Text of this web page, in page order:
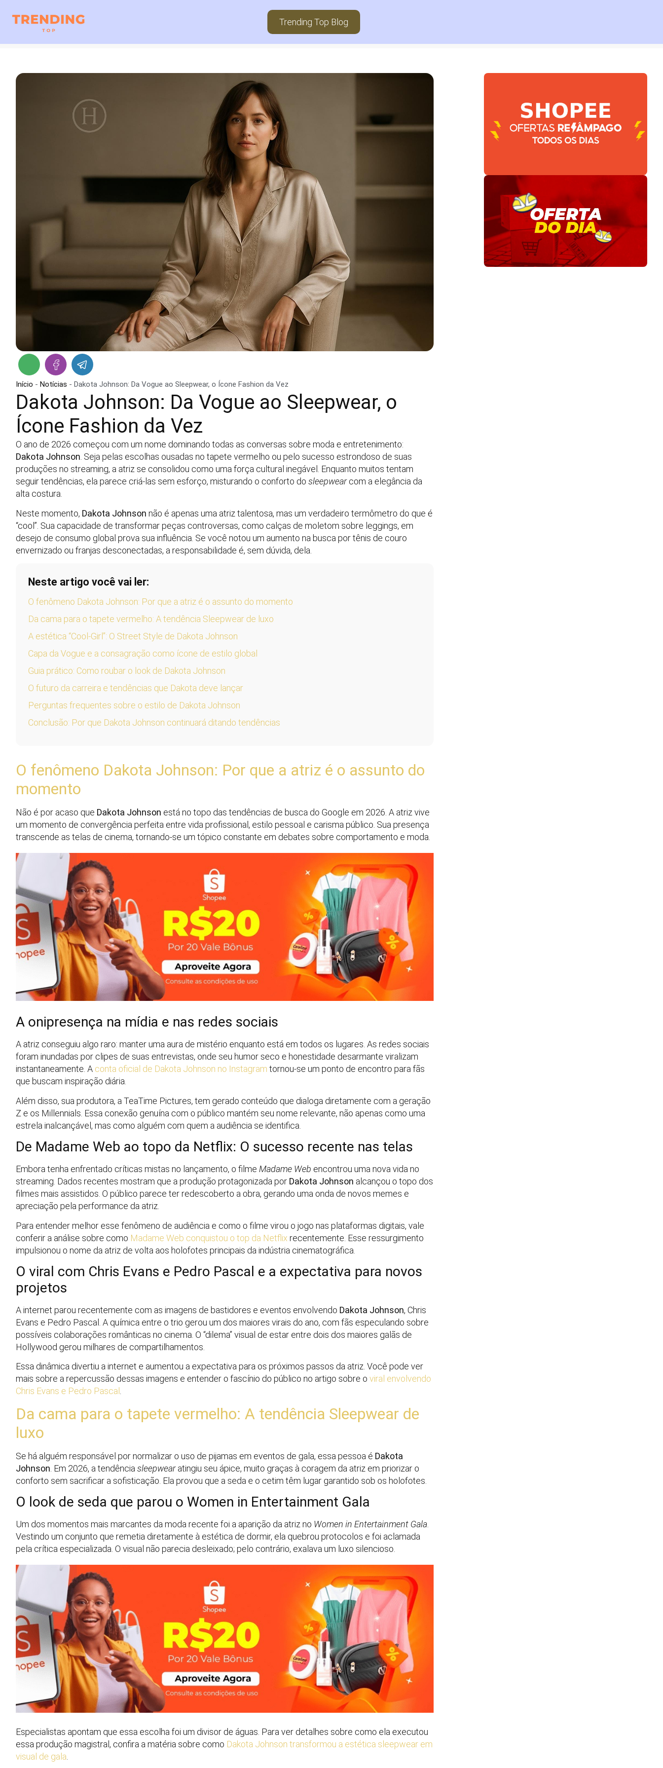
Trending Top Blog
Início - Notícias - Dakota Johnson: Da Vogue ao Sleepwear, o Ícone Fashion da Vez
Dakota Johnson: Da Vogue ao Sleepwear, o
Ícone Fashion da Vez
O ano de 2026 começou com um nome dominando todas as conversas sobre moda e entretenimento:
Dakota Johnson. Seja pelas escolhas ousadas no tapete vermelho ou pelo sucesso estrondoso de suas
produções no streaming, a atriz se consolidou como uma força cultural inegável. Enquanto muitos tentam
seguir tendências, ela parece criá-las sem esforço, misturando o conforto do sleepwearcom a elegância da
alta costura.
Neste momento, Dakota Johnson não é apenas uma atriz talentosa, mas um verdadeiro termômetro do que é
“cool”. Sua capacidade de transformar peças controversas, como calças de moletom sobre leggings, em
desejo de consumo global prova sua influência. Se você notou um aumento na busca por tênis de couro
envernizado ou franjas desconectadas, a responsabilidade é, sem dúvida, dela.
Neste artigo você vai ler:
O fenômeno Dakota Johnson: Por que a atriz é o assunto do momento
Da cama para o tapete vermelho: A tendência Sleepwear de luxo
A estética “Cool-Girl”: O Street Style de Dakota Johnson
Capa da Vogue e a consagração como ícone de estilo global
Guia prático: Como roubar o look de Dakota Johnson
O futuro da carreira e tendências que Dakota deve lançar
Perguntas frequentes sobre o estilo de Dakota Johnson
Conclusão: Por que Dakota Johnson continuará ditando tendências
O fenômeno Dakota Johnson: Por que a atriz é o assunto do
momento
Não é por acaso que Dakota Johnson está no topo das tendências de busca do Google em 2026. A atriz vive
um momento de convergência perfeita entre vida profissional, estilo pessoal e carisma público. Sua presença
transcende as telas de cinema, tornando-se um tópico constante em debates sobre comportamento e moda.
A onipresença na mídia e nas redes sociais
A atriz conseguiu algo raro: manter uma aura de mistério enquanto está em todos os lugares. As redes sociais
foram inundadas por clipes de suas entrevistas, onde seu humor seco e honestidade desarmante viralizam
instantaneamente. A conta oficial de Dakota Johnson no Instagram tornou-se um ponto de encontro para fãs
que buscam inspiração diária.
Além disso, sua produtora, a TeaTime Pictures, tem gerado conteúdo que dialoga diretamente com a geração
Z e os Millennials. Essa conexão genuína com o público mantém seu nome relevante, não apenas como uma
estrela inalcançável, mas como alguém com quem a audiência se identifica.
De Madame Web ao topo da Netflix: O sucesso recente nas telas
Embora tenha enfrentado críticas mistas no lançamento, o filme Madame Web encontrou uma nova vida no
streaming. Dados recentes mostram que a produção protagonizada por Dakota Johnson alcançou o topo dos
filmes mais assistidos. O público parece ter redescoberto a obra, gerando uma onda de novos memes e
apreciação pela performance da atriz.
Para entender melhor esse fenômeno de audiência e como o filme virou o jogo nas plataformas digitais, vale
conferir a análise sobre como Madame Web conquistou o top da Netflix recentemente. Esse ressurgimento
impulsionou o nome da atriz de volta aos holofotes principais da indústria cinematográfica.
O viral com Chris Evans e Pedro Pascal e a expectativa para novos
projetos
A internet parou recentemente com as imagens de bastidores e eventos envolvendo Dakota Johnson, Chris
Evans e Pedro Pascal. A química entre o trio gerou um dos maiores virais do ano, com fãs especulando sobre
possíveis colaborações românticas no cinema. O “dilema” visual de estar entre dois dos maiores galãs de
Hollywood gerou milhares de compartilhamentos.
Essa dinâmica divertiu a internet e aumentou a expectativa para os próximos passos da atriz. Você pode ver
mais sobre a repercussão dessas imagens e entender o fascínio do público no artigo sobre o viral envolvendo
Chris Evans e Pedro Pascal .
Da cama para o tapete vermelho: A tendência Sleepwear de
luxo
Se há alguém responsável por normalizar o uso de pijamas em eventos de gala, essa pessoa é Dakota
Johnson . Em 2026, a tendência sleepwearatingiu seu ápice, muito graças à coragem da atriz em priorizar o
conforto sem sacrificar a sofisticação. Ela provou que a seda e o cetim têm lugar garantido sob os holofotes.
O look de seda que parou o Women in Entertainment Gala
Um dos momentos mais marcantes da moda recente foi a aparição da atriz no Women in Entertainment Gala
Vestindo um conjunto que remetia diretamente à estética de dormir, ela quebrou protocolos e foi aclamada
pela crítica especializada. O visual não parecia desleixado; pelo contrário, exalava um luxo silencioso.
Especialistas apontam que essa escolha foi um divisor de águas. Para ver detalhes sobre como ela executou
essa produção magistral, confira a matéria sobre como Dakota Johnson transformou a estética sleepwear em
visual de gala.